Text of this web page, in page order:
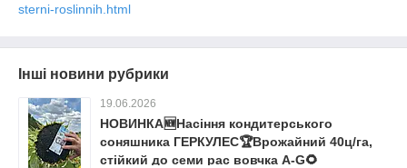
sterni-roslinnih.html
Інші новини рубрики
19.06.2026
НОВИНКА🆕Насіння кондитерського
соняшника ГЕРКУЛЕС🏆Врожайний 40ц/га,
стійкий до семи рас вовчка A-G🌻